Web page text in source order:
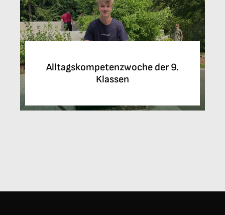
Alltagskompetenzwoche der 9.
Klassen